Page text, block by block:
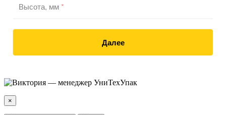
Высота, мм*
Далее
×